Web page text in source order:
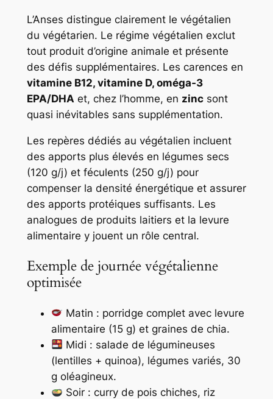
L’Anses distingue clairement le végétalien
du végétarien. Le régime végétalien exclut
tout produit d’origine animale et présente
des défis supplémentaires. Les carences en
vitamine B12, vitamine D, oméga‑3
EPA/DHAet, chez l’homme, en zincsont
quasi inévitables sans supplémentation.
Les repères dédiés au végétalien incluent
des apports plus élevés en légumes secs
(120 g/j) et féculents (250 g/j) pour
compenser la densité énergétique et assurer
des apports protéiques suffisants. Les
analogues de produits laitiers et la levure
alimentaire y jouent un rôle central.
Exemple de journée végétalienne
optimisée
Matin : porridge complet avec levure
alimentaire (15 g) et graines de chia.
Midi : salade de légumineuses
(lentilles + quinoa), légumes variés, 30
g oléagineux.
Soir : curry de pois chiches, riz